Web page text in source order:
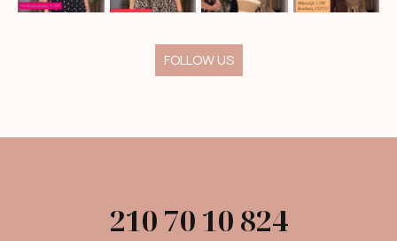
FOLLOW US
210 70 10 824